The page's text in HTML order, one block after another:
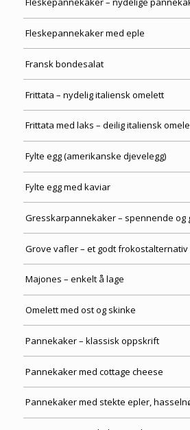
Fleskepannekaker med eple
Fransk bondesalat
Frittata – nydelig italiensk omelett
Frittata med laks – deilig italiensk
Fylte egg (amerikanske djevelegg)
Fylte egg med kaviar
Gresskarpannekaker – spennende
Grove vafler – et godt frokostalternativ
Majones – enkelt å lage
Omelett med ost og skinke
Pannekaker – klassisk oppskrift
Pannekaker med cottage cheese
Pannekaker med stekte epler,